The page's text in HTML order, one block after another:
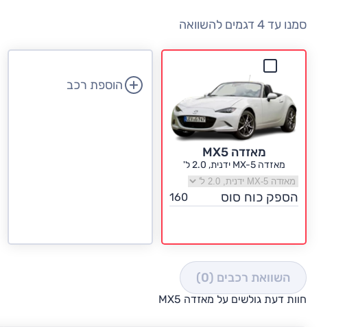
סמנו עד 4 דגמים להשוואה
מאזדה MX5
מאזדה MX-5 ידנית, 2.0 ל'
בחר גרסה מאזדה MX5
הספק כוח סוס 160
הוספת רכב
השוואת רכבים (0)
חוות דעת גולשים על מאזדה MX5